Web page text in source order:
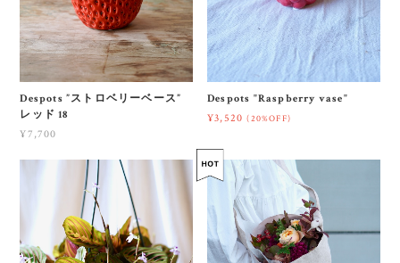
Despots ”ストロベリーベース”
レッド 18
¥7,700
Despots "Raspberry vase"
¥3,520 (20%OFF)